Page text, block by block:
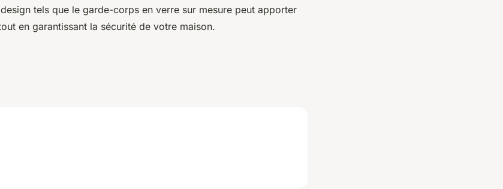
tels que le garde-corps en verre sur mesure peut apporter
en garantissant la sécurité de votre maison.